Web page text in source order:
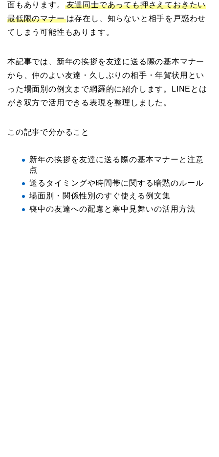
面もあります。
友達同士であっても押さえておきたい
最低限のマナーは存在し、知らないと相手を戸惑わせ
てしまう可能性もあります。
本記事では、新年の挨拶を友達に送る際の基本マナー
から、仲のよい友達・久しぶりの相手・年賀状用とい
った場面別の例文まで網羅的に紹介します。LINEとは
がき双方で活用できる表現を整理しました。
この記事で分かること
新年の挨拶を友達に送る際の基本マナーと注意
点
送るタイミングや時間帯に関する暗黙のルール
場面別・関係性別のすぐ使える例文集
喪中の友達への配慮と寒中見舞いの活用方法